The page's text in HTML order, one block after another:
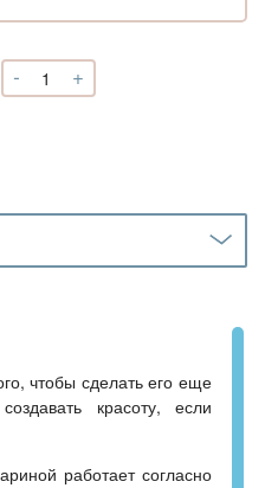
-
Количество
Футболка
+
чтобы сделать его еще
красоту, если
работает согласно